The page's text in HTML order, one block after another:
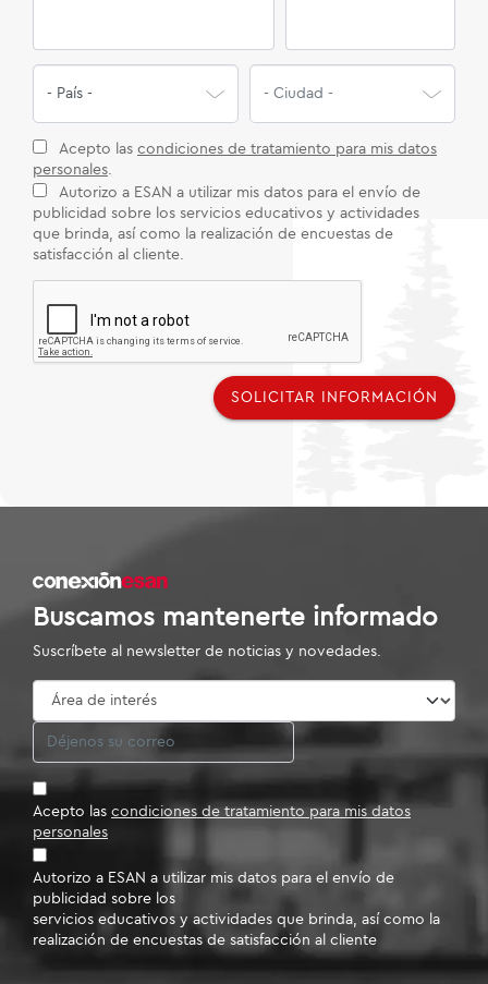
Acepto las condiciones de tratamiento para mis datos
personales.
Autorizo a ESAN a utilizar mis datos para el envío de
publicidad sobre los servicios educativos y actividades
que brinda, así como la realización de encuestas de
satisfacción al cliente.
SOLICITAR INFORMACIÓN
Buscamos mantenerte informado
Suscríbete al newsletter de noticias y novedades.
Acepto las condiciones de tratamiento para mis datos
personales
Autorizo a ESAN a utilizar mis datos para el envío de
publicidad sobre los
servicios educativos y actividades que brinda, así como la
realización de encuestas de satisfacción al cliente